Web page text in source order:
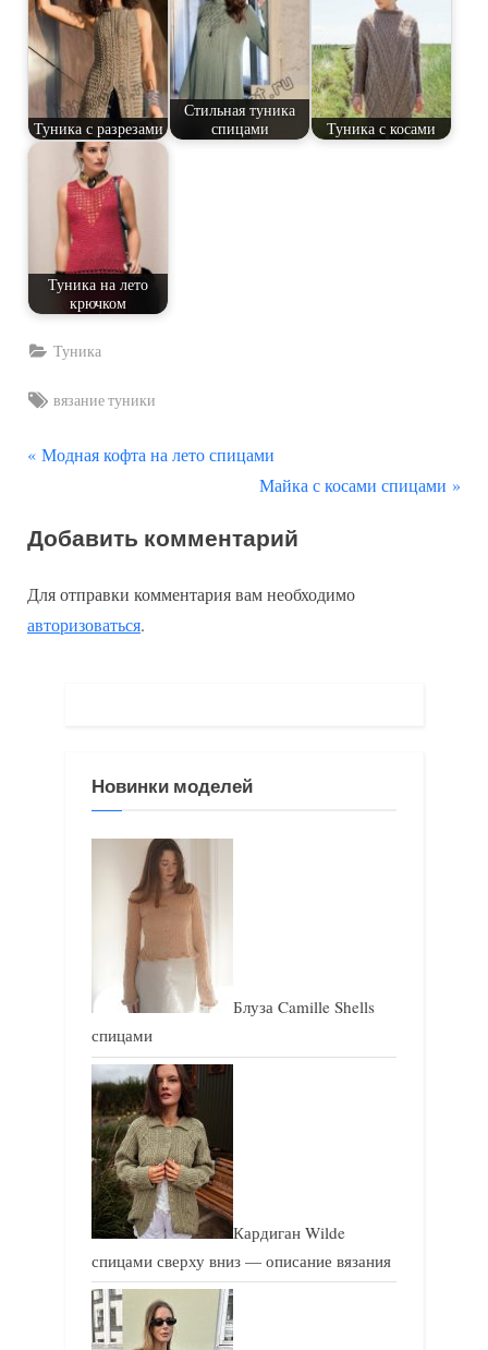
Туника с разрезами
Стильная туника
спицами
Туника с косами
Туника на лето
крючком
Туника
Tags:
вязание туники
Навигация
записям
П
д
д
у
Модная кофта на лето спицами
С
е
у
Майка с косами спицами
Добавить комментарий
Для отправки комментария вам необходимо
авторизоваться.
Новинки моделей
Блуза Camille Shells
спицами
Кардиган Wilde
спицами сверху вниз — описание вязания